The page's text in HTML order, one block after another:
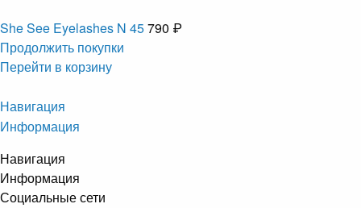
She See Eyelashes N 45790 ₽
Продолжить покупки
Перейти в корзину
Навигация
Информация
Навигация
Информация
Социальные сети